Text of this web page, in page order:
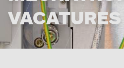
VACATURES